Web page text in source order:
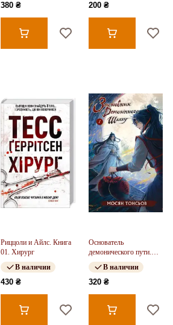
380 ₴ 200 ₴
Риццоли и Айлс. Книга
01. Хирург
В наличии
430 ₴
Основатель
демонического пути.
Том 1
В наличии
320 ₴